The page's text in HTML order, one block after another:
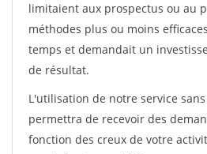
limitaient aux prospectus ou au
méthodes plus ou moins
temps et demandait un
de résultat.
L'utilisation de notre service
permettra de recevoir des
fonction des creux de votre